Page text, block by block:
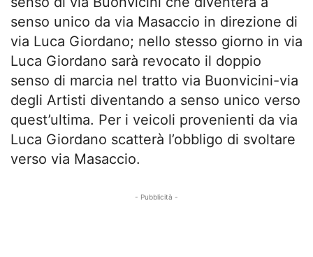
senso unico da via Masaccio in direzione di
via Luca Giordano; nello stesso giorno in via
Luca Giordano sarà revocato il doppio
senso di marcia nel tratto via Buonvicini-via
degli Artisti diventando a senso unico verso
quest’ultima. Per i veicoli provenienti da via
Luca Giordano scatterà l’obbligo di svoltare
verso via Masaccio.
- Pubblicità -